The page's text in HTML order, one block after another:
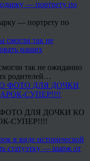
— портрету по
так не ожиданно
родителей…
ДЛЯ ДОЧКИ КО
СУПЕР!!!!